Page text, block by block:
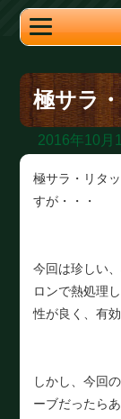
極サラ
2016年10月
極サラ・リタ
すが・・・
今回は珍しい
ロンで熱処理
性が良く、有効
しかし、今回
ーブだったら